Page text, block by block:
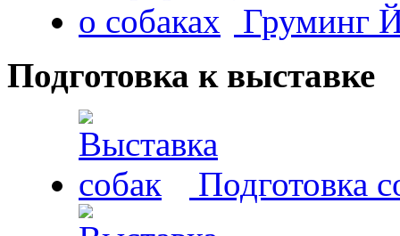
Груминг
Подготовка к выставке
Подготовка